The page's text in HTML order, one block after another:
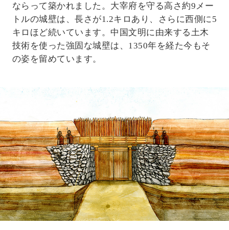
ならって築かれました。大宰府を守る高さ約9メー
トルの城壁は、長さが1.2キロあり、さらに西側に5
キロほど続いています。中国文明に由来する土木
技術を使った強固な城壁は、1350年を経た今もそ
の姿を留めています。